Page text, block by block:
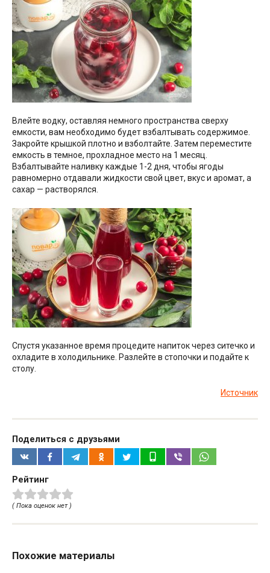
Влейте водку, оставляя немного пространства сверху
емкости, вам необходимо будет взбалтывать содержимое.
Закройте крышкой плотно и взболтайте. Затем переместите
емкость в темное, прохладное место на 1 месяц.
Взбалтывайте наливку каждые 1-2 дня, чтобы ягоды
равномерно отдавали жидкости свой цвет, вкус и аромат, а
сахар — растворялся.
Спустя указанное время процедите напиток через ситечко и
охладите в холодильнике. Разлейте в стопочки и подайте к
столу.
Источник
Поделиться с друзьями
Рейтинг
( Пока оценок нет )
Похожие материалы